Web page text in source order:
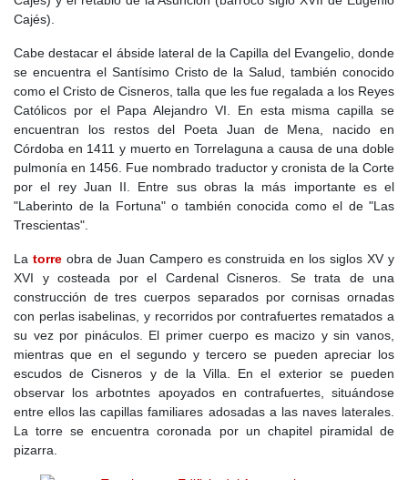
Cajés).
Cabe destacar el ábside lateral de la Capilla del Evangelio, donde
se encuentra el Santísimo Cristo de la Salud, también conocido
como el Cristo de Cisneros, talla que les fue regalada a los Reyes
Católicos por el Papa Alejandro VI. En esta misma capilla se
encuentran los restos del Poeta Juan de Mena, nacido en
Córdoba en 1411 y muerto en Torrelaguna a causa de una doble
pulmonía en 1456. Fue nombrado traductor y cronista de la Corte
por el rey Juan II. Entre sus obras la más importante es el
"Laberinto de la Fortuna" o también conocida como el de "Las
Trescientas".
La torreobra de Juan Campero es construida en los siglos XV y
XVI y costeada por el Cardenal Cisneros. Se trata de una
construcción de tres cuerpos separados por cornisas ornadas
con perlas isabelinas, y recorridos por contrafuertes rematados a
su vez por pináculos. El primer cuerpo es macizo y sin vanos,
mientras que en el segundo y tercero se pueden apreciar los
escudos de Cisneros y de la Villa. En el exterior se pueden
observar los arbotntes apoyados en contrafuertes, situándose
entre ellos las capillas familiares adosadas a las naves laterales.
La torre se encuentra coronada por un chapitel piramidal de
pizarra.